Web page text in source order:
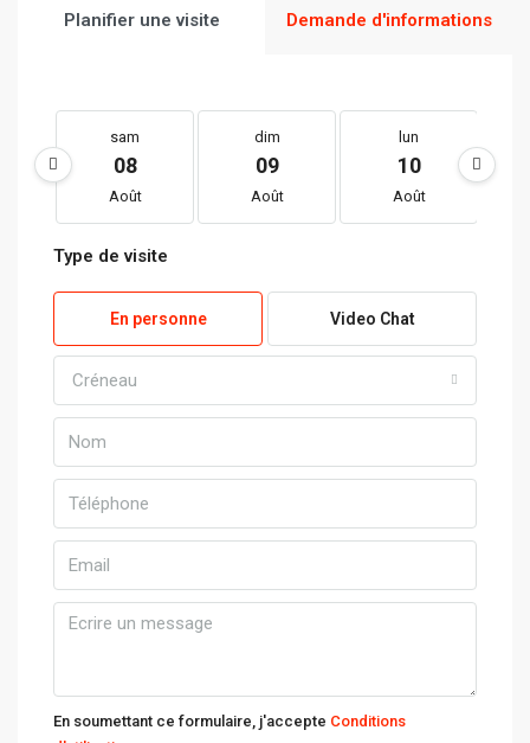
Planifier une visite Demande d'informations
sam
08
Août
dim
09
Août
lun
10
Août
Type de visite
En personne Video Chat
Créneau
En soumettant ce formulaire, j'accepte Conditions